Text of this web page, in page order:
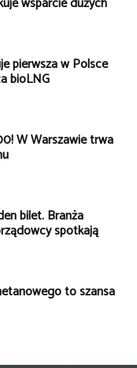
pierwsza w Polsce
bioLNG
W Warszawie trwa
bilet. Branża
spotkają
to szansa